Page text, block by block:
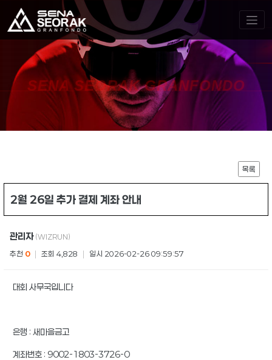
SENA SEORAK GRANFONDO
목록
2월 26일 추가 결제 계좌 안내
관리자 (WIZRUN)
추천 0 조회 4,828 일시 2026-02-26 09:59:57
대회 사무국입니다
은행 : 새마을금고
계좌번호 : 9002-1803-3726-0